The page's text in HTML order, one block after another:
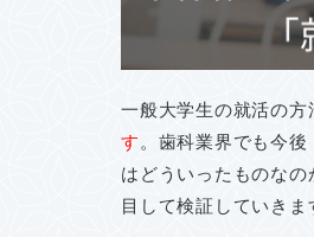
一般大学生の就活の方
す 。歯科業界でも今
はどういったものな
目して検証していきま